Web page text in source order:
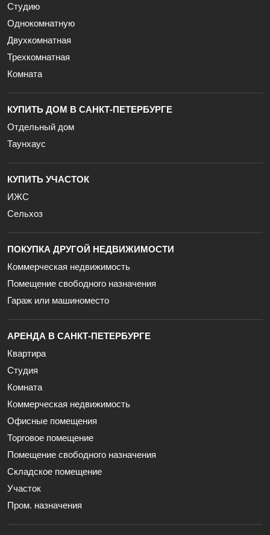
Студию
Однокомнатную
Двухкомнатная
Трехкомнатная
Комната
КУПИТЬ ДОМ В САНКТ-ПЕТЕРБУРГЕ
Отдельный дом
Таунхаус
КУПИТЬ УЧАСТОК
ИЖС
Сельхоз
ПОКУПКА ДРУГОЙ НЕДВИЖИМОСТИ
Коммерческая недвижимость
Помещение свободного назначения
Гараж или машиноместо
АРЕНДА В САНКТ-ПЕТЕРБУРГЕ
Квартира
Студия
Комната
Коммерческая недвижимость
Офисные помещения
Торговое помещение
Помещение свободного назначения
Складское помещение
Участок
Пром. назначения